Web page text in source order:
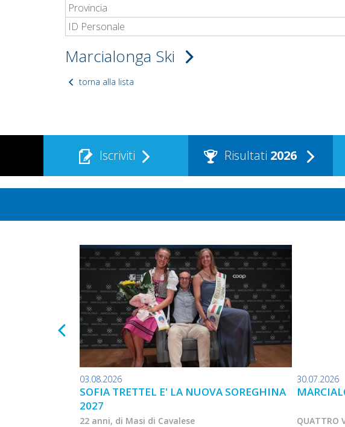
Provincia
ID Personale
Marcialonga Ski
torna alla lista
Iscriviti Risultati 2026
03.08.2026
SOFIA TRETTEL E' LA NUOVA SOREGHINA
2027
22 anni, di Masi di Cavalese
30.07.2026
QUATTRO